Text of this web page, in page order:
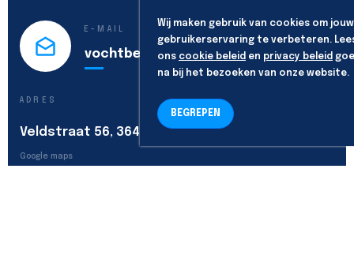
E-MAIL
vochtbestrijding@vochtex.be
ADRES
Veldstraat 56, 3640 Kinrooi
Google maps
Wij maken gebruik van cookies om jouw
gebruikerservaring te verbeteren.
ons cookie beleid en privacy beleid
na bij het bezoeken van onze website.
BEGREPEN